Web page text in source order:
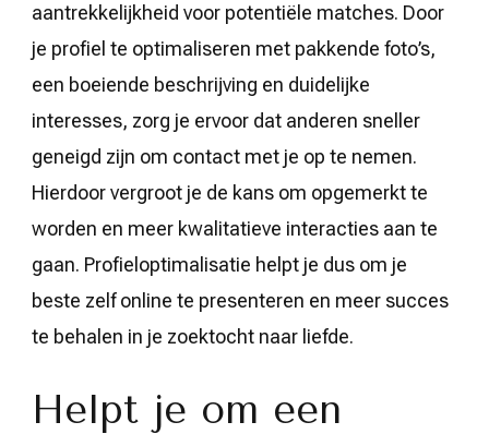
aantrekkelijkheid voor potentiële matches. Door
je profiel te optimaliseren met pakkende foto’s,
een boeiende beschrijving en duidelijke
interesses, zorg je ervoor dat anderen sneller
geneigd zijn om contact met je op te nemen.
Hierdoor vergroot je de kans om opgemerkt te
worden en meer kwalitatieve interacties aan te
gaan. Profieloptimalisatie helpt je dus om je
beste zelf online te presenteren en meer succes
te behalen in je zoektocht naar liefde.
Helpt je om een